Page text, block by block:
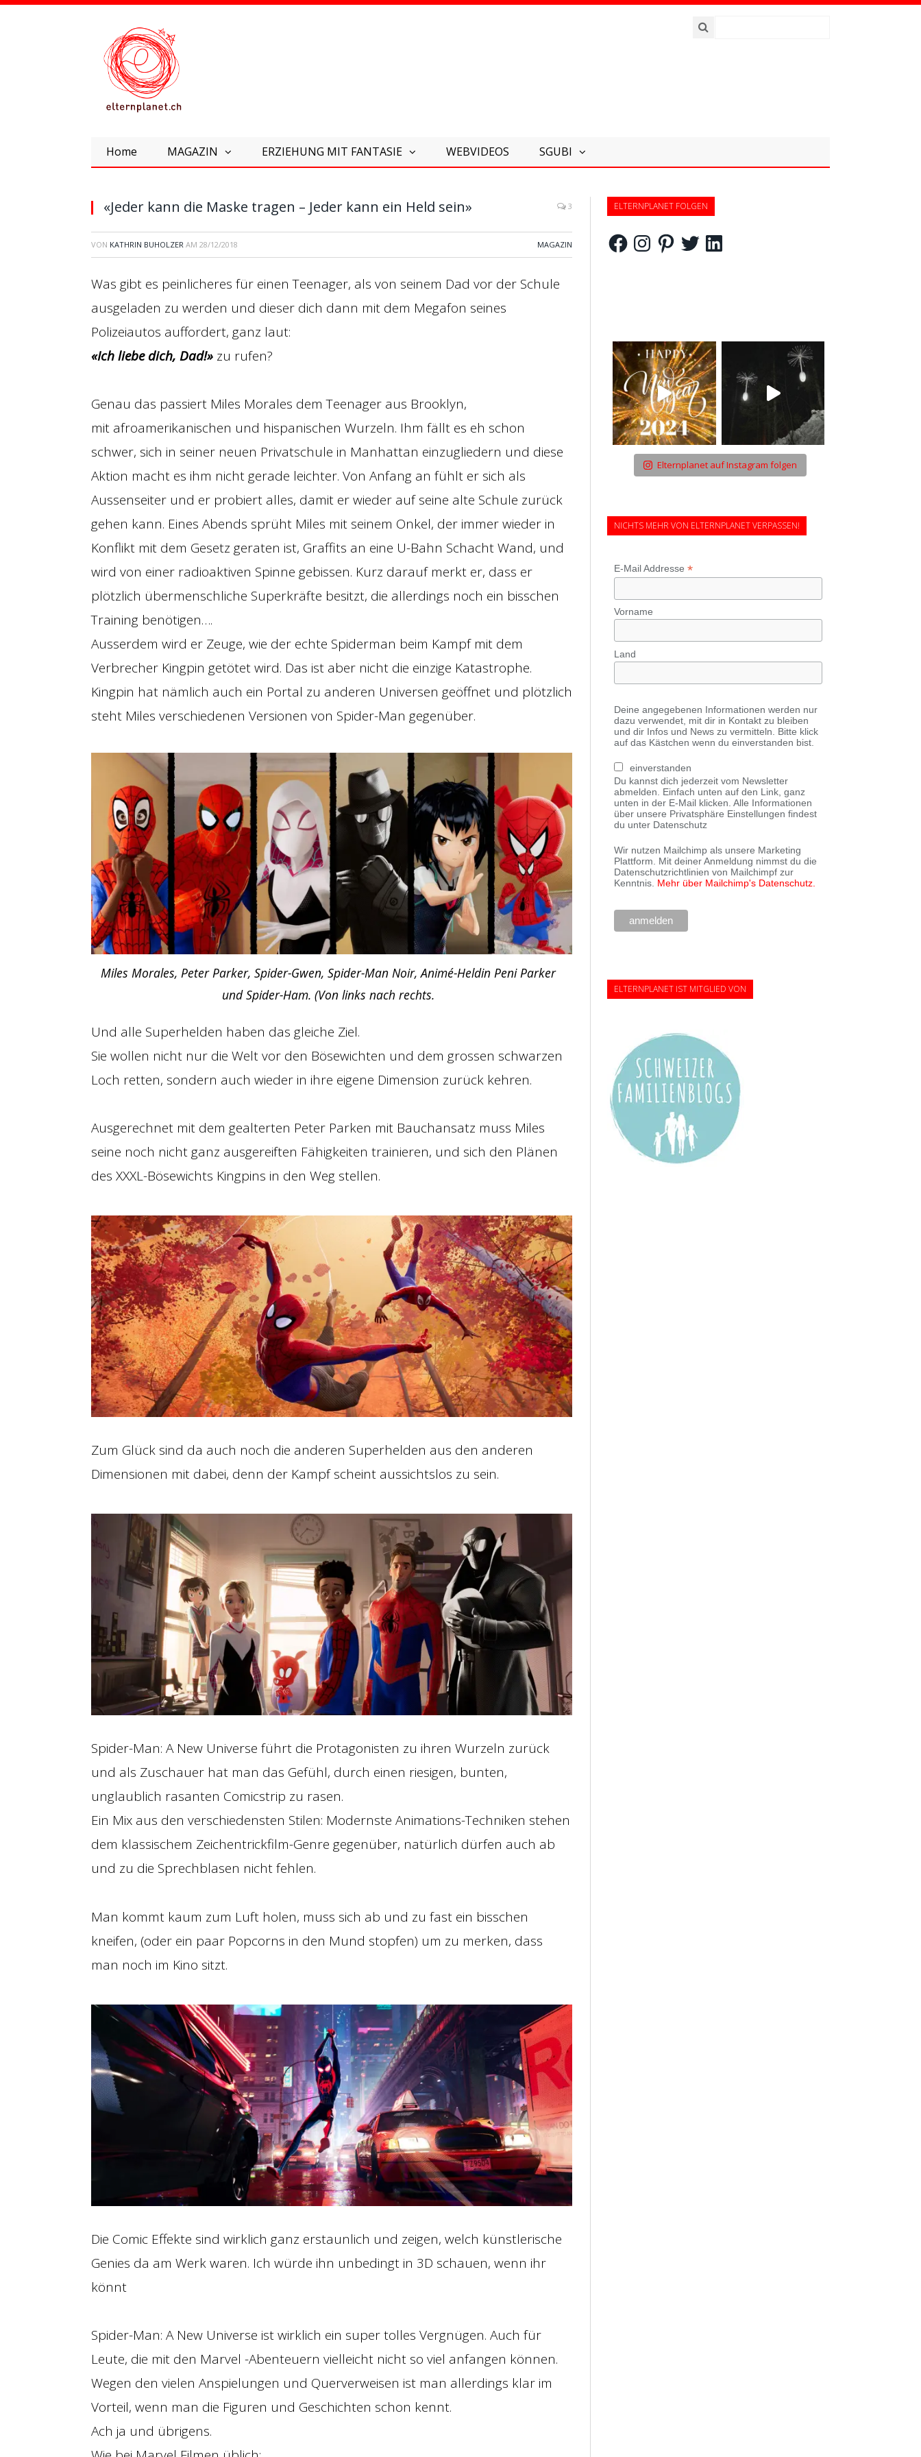
Home MAGAZIN ERZIEHUNG MIT FANTASIE WEBVIDEOS SGUBI
«Jeder kann die Maske tragen – Jeder kann ein Held sein» 3
VON KATHRIN BUHOLZER AM 28/12/2018 MAGAZIN
Was gibt es peinlicheres für einen Teenager, als von seinem Dad vor der Schule
ausgeladen zu werden und dieser dich dann mit dem Megafon seines
Polizeiautos auffordert, ganz laut:
«Ich liebe dich, Dad!» zu rufen?
Genau das passiert Miles Morales dem Teenager aus Brooklyn,
mit afroamerikanischen und hispanischen Wurzeln. Ihm fällt es eh schon
schwer, sich in seiner neuen Privatschule in Manhattan einzugliedern und diese
Aktion macht es ihm nicht gerade leichter. Von Anfang an fühlt er sich als
Aussenseiter und er probiert alles, damit er wieder auf seine alte Schule zurück
gehen kann. Eines Abends sprüht Miles mit seinem Onkel, der immer wieder in
Konflikt mit dem Gesetz geraten ist, Graffits an eine U-Bahn Schacht Wand, und
wird von einer radioaktiven Spinne gebissen. Kurz darauf merkt er, dass er
plötzlich übermenschliche Superkräfte besitzt, die allerdings noch ein bisschen
Training benötigen….
Ausserdem wird er Zeuge, wie der echte Spiderman beim Kampf mit dem
Verbrecher Kingpin getötet wird. Das ist aber nicht die einzige Katastrophe.
Kingpin hat nämlich auch ein Portal zu anderen Universen geöffnet und plötzlich
steht Miles verschiedenen Versionen von Spider-Man gegenüber.
Miles Morales, Peter Parker, Spider-Gwen, Spider-Man Noir, Animé-Heldin Peni Parker
und Spider-Ham. (Von links nach rechts.
Und alle Superhelden haben das gleiche Ziel.
Sie wollen nicht nur die Welt vor den Bösewichten und dem grossen schwarzen
Loch retten, sondern auch wieder in ihre eigene Dimension zurück kehren.
Ausgerechnet mit dem gealterten Peter Parken mit Bauchansatz muss Miles
seine noch nicht ganz ausgereiften Fähigkeiten trainieren, und sich den Plänen
des XXXL-Bösewichts Kingpins in den Weg stellen.
Zum Glück sind da auch noch die anderen Superhelden aus den anderen
Dimensionen mit dabei, denn der Kampf scheint aussichtslos zu sein.
Spider-Man: A New Universe führt die Protagonisten zu ihren Wurzeln zurück
und als Zuschauer hat man das Gefühl, durch einen riesigen, bunten,
unglaublich rasanten Comicstrip zu rasen.
Ein Mix aus den verschiedensten Stilen: Modernste Animations-Techniken stehen
dem klassischem Zeichentrickfilm-Genre gegenüber, natürlich dürfen auch ab
und zu die Sprechblasen nicht fehlen.
Man kommt kaum zum Luft holen, muss sich ab und zu fast ein bisschen
kneifen, (oder ein paar Popcorns in den Mund stopfen) um zu merken, dass
man noch im Kino sitzt.
Die Comic Effekte sind wirklich ganz erstaunlich und zeigen, welch künstlerische
Genies da am Werk waren. Ich würde ihn unbedingt in 3D schauen, wenn ihr
könnt
Spider-Man: A New Universe ist wirklich ein super tolles Vergnügen. Auch für
Leute, die mit den Marvel -Abenteuern vielleicht nicht so viel anfangen können.
Wegen den vielen Anspielungen und Querverweisen ist man allerdings klar im
Vorteil, wenn man die Figuren und Geschichten schon kennt.
Ach ja und übrigens.
ELTERNPLANET FOLGEN
FacebookInstagramPinterestTwitterLinkedIn
Elternplanet auf Instagram folgen
NICHTS MEHR VON ELTERNPLANET VERPASSEN!
E-Mail Addresse *
Vorname
Land
Deine angegebenen Informationen werden nur
dazu verwendet, mit dir in Kontakt zu bleiben
und dir Infos und News zu vermitteln. Bitte klick
auf das Kästchen wenn du einverstanden bist.
einverstanden
Du kannst dich jederzeit vom Newsletter
abmelden. Einfach unten auf den Link, ganz
unten in der E-Mail klicken. Alle Informationen
über unsere Privatsphäre Einstellungen findest
du unter Datenschutz
Wir nutzen Mailchimp als unsere Marketing
Plattform. Mit deiner Anmeldung nimmst du die
Datenschutzrichtlinien von Mailchimpf zur
Kenntnis. Mehr über Mailchimp's Datenschutz.
ELTERNPLANET IST MITGLIED VON